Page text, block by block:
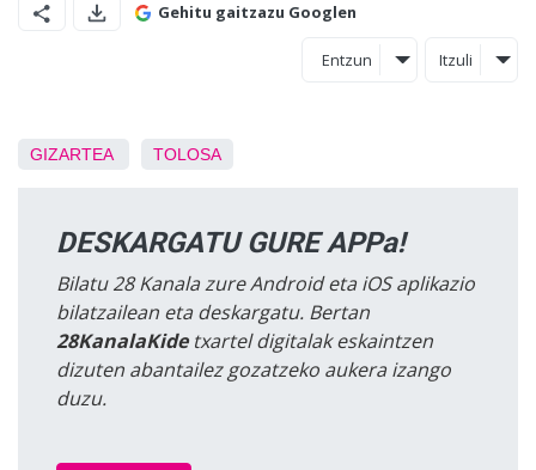
Gehitu gaitzazu Googlen
Entzun Itzuli
GIZARTEA TOLOSA
DESKARGATU GURE APPa!
Bilatu 28 Kanala zure Android eta iOS aplikazio
bilatzailean eta deskargatu. Bertan
28KanalaKidetxartel digitalak eskaintzen
dizuten abantailez gozatzeko aukera izango
duzu.